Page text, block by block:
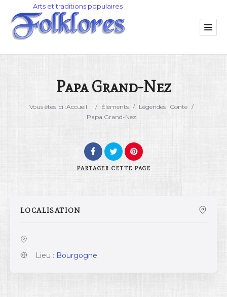
Catégorie
Papa Grand-Nez
Vous êtes ici :Accueil / Éléments / Légendes Conte /
Papa Grand-Nez
PARTAGER CETTE PAGE
LOCALISATION
-
Lieu : Bourgogne